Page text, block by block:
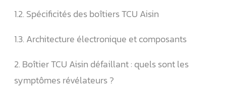
1.2. Spécificités des boîtiers TCU Aisin
1.3. Architecture électronique et composants
2. Boîtier TCU Aisin défaillant : quels sont les
symptômes révélateurs ?